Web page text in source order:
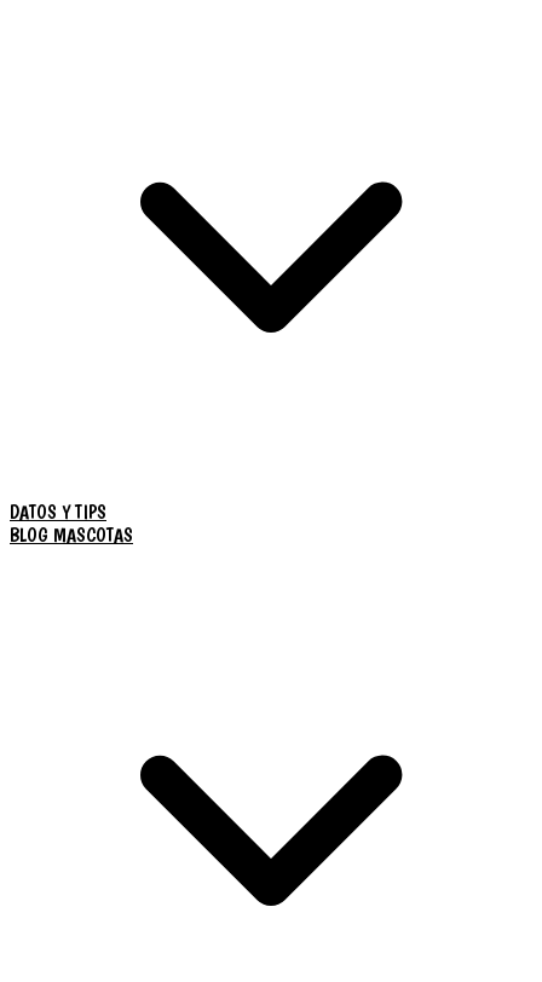
DATOS Y TIPS
BLOG MASCOTAS